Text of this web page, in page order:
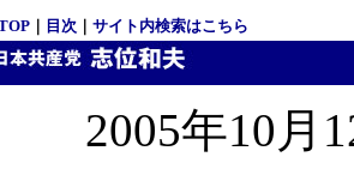
｜ 目次｜ サイト内検索はこちら
2005年10月